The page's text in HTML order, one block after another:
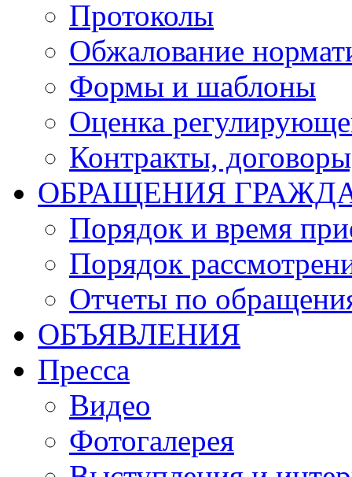
Протоколы
Обжалование
Формы и шаблоны
Оценка
Контракты,
ОБРАЩЕНИЯ
Порядок и время
Порядок
Отчеты по
ОБЪЯВЛЕНИЯ
Пресса
Видео
Фотогалерея